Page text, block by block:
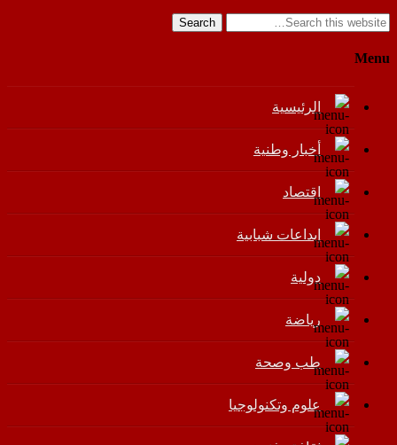
Search
Menu
الرئيسية
أخبار وطنية
اقتصاد
إبداعات شبابية
دولية
رياضة
طب وصحة
علوم وتكنولوجيا